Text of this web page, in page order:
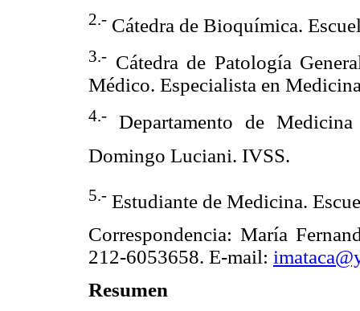
2.- Cátedra de Bioquímica.
3.- Cátedra de Patología
Médico. Especialista en
4.-
Departamento de
Domingo Luciani. IVSS.
5.- Estudiante de Medicina.
Correspondencia: María
212-6053658. E-mail:
Resumen